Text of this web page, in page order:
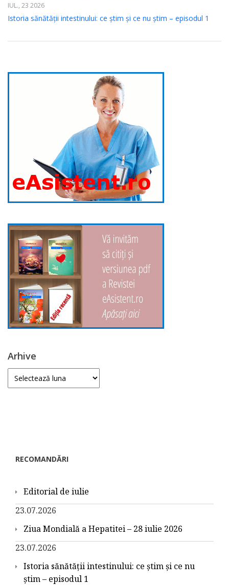
IUL., 23 2026
Istoria sănătății intestinului: ce știm și ce nu știm – episodul 1
Arhive
Arhive
RECOMANDĂRI
Editorial de iulie
23.07.2026
Ziua Mondială a Hepatitei – 28 iulie 2026
23.07.2026
Istoria sănătății intestinului: ce știm și ce nu
știm – episodul 1